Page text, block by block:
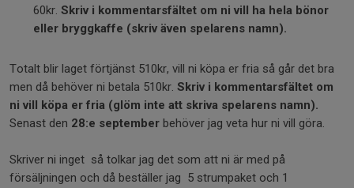
60kr. Skriv i kommentarsfältet om ni vill ha hela bönor
eller bryggkaffe (skriv även spelarens namn).
Totalt blir laget förtjänst 510kr, vill ni köpa er fria så går det bra
men då behöver ni betala 510kr. Skriv i kommentarsfältet om
ni vill köpa er fria (glöm inte att skriva spelarens namn).
Senast den 28:e september behöver jag veta hur ni vill göra.
Skriver ni inget så tolkar jag det som att ni är med på
försäljningen och då beställer jag 5 strumpaket och 1